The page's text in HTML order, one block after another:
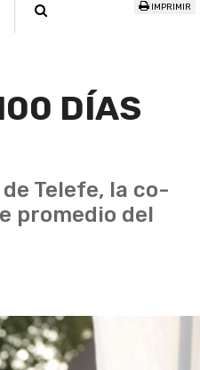
IMPRIMIR
DÍAS
Telefe, la co-
promedio del